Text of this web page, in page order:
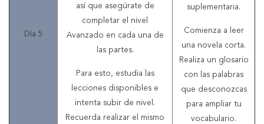
Día 5
así que asegúrate de
completar el nivel
Avanzado en cada una de
las partes.
Para esto, estudia las
lecciones disponibles e
intenta subir de nivel.
Recuerda realizar el mismo
suplementaria.
Comienza a leer
una novela corta.
Realiza un glosario
con las palabras
que desconozcas
para ampliar tu
vocabulario.